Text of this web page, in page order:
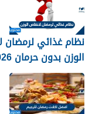
نظام غذائي لرمضان
الوزن بدون حرمان 2026